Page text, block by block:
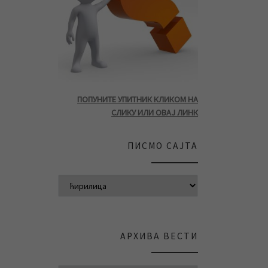
ПОПУНИТЕ УПИТНИК КЛИКОМ НА
СЛИКУ ИЛИ ОВАЈ ЛИНК
ПИСМО САЈТА
АРХИВА ВЕСТИ